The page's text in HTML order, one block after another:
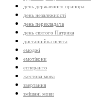
день державного прапора
день незалежності
день перекладача
день святого Патрика
дистанційна освіта
емоджі
емотікони
есперанто
жестова мова
звертання
змішані мови